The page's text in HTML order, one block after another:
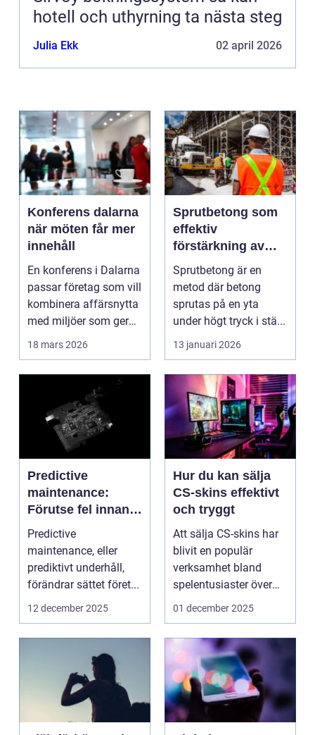
hotell och uthyrning ta nästa steg
Julia Ekk 02 april 2026
Konferens dalarna
när möten får mer
innehåll
En konferens i Dalarna
passar företag som vill
kombinera affärsnytta
med miljöer som ger
lugn, fokus...
18 mars 2026
Sprutbetong som
effektiv
förstärkning av
berg och betong
Sprutbetong är en
metod där betong
sprutas på en yta
under högt tryck i stä...
13 januari 2026
Predictive
maintenance:
Förutse fel innan
de uppstår med
hjälp av sensorer
Predictive
maintenance, eller
prediktivt underhåll,
förändrar sättet föret...
12 december 2025
Hur du kan sälja
CS-skins effektivt
och tryggt
Att sälja CS-skins har
blivit en populär
verksamhet bland
spelentusiaster över
hela v...
01 december 2025